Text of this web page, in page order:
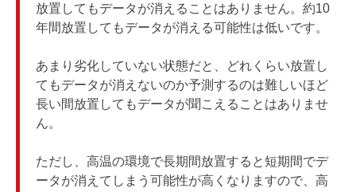
放置してもデータが消えることはありません。約10
年間放置してもデータが消える可能性は低いです。
あまり劣化していない状態だと、どれくらい放置し
てもデータが消えないのか予測するのは難しいほど
長い間放置してもデータが聞こえることはありませ
ん。
ただし、高温の環境で長期間放置すると短期間でデ
ータが消えてしまう可能性が高くなりますので、高